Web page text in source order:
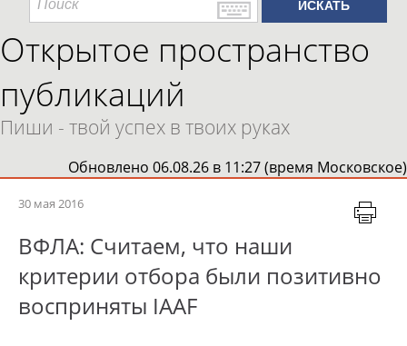
Открытое пространство
публикаций
Пиши - твой успех в твоих руках
Обновлено 06.08.26 в 11:27 (время Московское)
30 мая 2016
ВФЛА: Считаем, что наши
критерии отбора были позитивно
восприняты IAAF